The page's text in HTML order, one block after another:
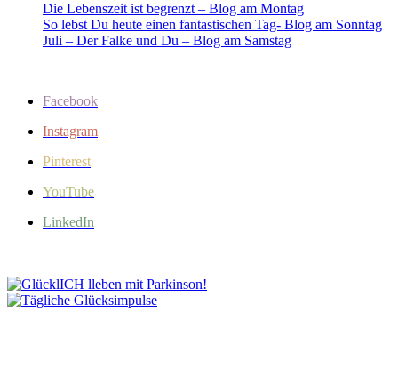
Die Lebenszeit ist begrenzt – Blog am Montag
So lebst Du heute einen fantastischen Tag- Blog am Sonntag
Juli – Der Falke und Du – Blog am Samstag
Facebook
Instagram
Pinterest
YouTube
LinkedIn